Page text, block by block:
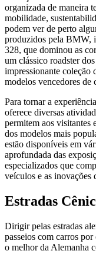
organizada de maneira
mobilidade,
podem ver de perto
produzidos pela BMW,
328, que dominou as
um clássico roadster
impressionante coleção
modelos vencedores de
Para tornar a
oferece diversas
permitem aos visitantes
dos modelos mais
estão disponíveis em
aprofundada das
especializados que
veículos e as inovações
Estradas
Dirigir pelas estradas
passeios com carros por
o melhor da Alemanha